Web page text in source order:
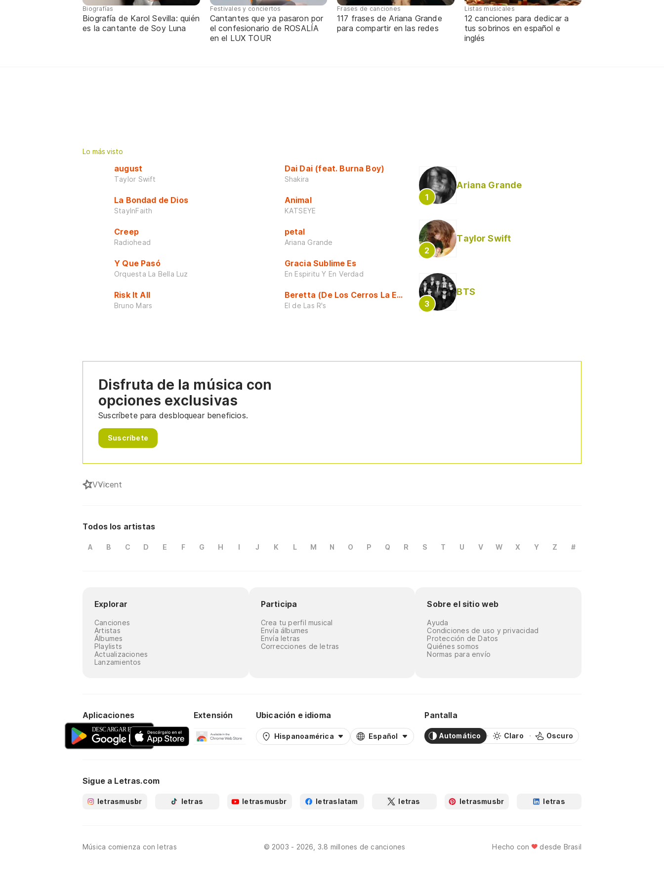
Biografías
Biografía de Karol Sevilla: quién
es la cantante de Soy Luna
Festivales y conciertos
Cantantes que ya pasaron por
el confesionario de ROSALÍA
en el LUX TOUR
Frases de canciones
117 frases de Ariana Grande
para compartir en las redes
Listas musicales
12 canciones para dedicar a
tus sobrinos en español e
inglés
Lo más visto
august
Taylor Swift
La Bondad de Dios
StayInFaith
Creep
Radiohead
Y Que Pasó
Orquesta La Bella Luz
Risk It All
Bruno Mars
Dai Dai (feat. Burna Boy)
Shakira
Animal
KATSEYE
petal
Ariana Grande
Gracia Sublime Es
En Espiritu Y En Verdad
Beretta (De Los Cerros La Escuela)
El de Las R's
Ariana Grande
Taylor Swift
BTS
Disfruta de la música con
opciones exclusivas
Suscríbete para desbloquear beneficios.
Suscríbete
VVicent
Todos los artistas
A B C D E F G H I J K L M N O P Q R S T U V W X Y Z #
Explorar
Canciones
Artistas
Álbumes
Playlists
Actualizaciones
Lanzamientos
Participa
Crea tu perfil musical
Envía álbumes
Envía letras
Correcciones de letras
Sobre el sitio web
Ayuda
Condiciones de uso y privacidad
Protección de Datos
Quiénes somos
Normas para envío
Aplicaciones Extensión Ubicación e idioma
Hispanoamérica Español
Pantalla
Automático Claro Oscuro
Sigue a Letras.com
letrasmusbr letras letrasmusbr letraslatam letras letrasmusbr letras
Música comienza con letras © 2003 - 2026, 3.8 millones de canciones Hecho con desde Brasil